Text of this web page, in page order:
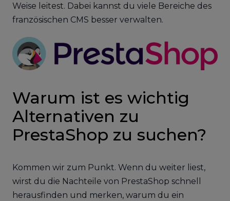
Weise leitest. Dabei kannst du viele Bereiche des
französischen CMS besser verwalten.
Warum ist es wichtig
Alternativen zu
PrestaShop zu suchen?
Kommen wir zum Punkt. Wenn du weiter liest,
wirst du die Nachteile von PrestaShop schnell
herausfinden und merken, warum du ein